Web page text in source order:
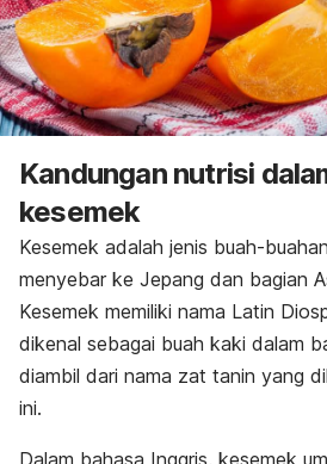
Kandungan nutrisi
kesemek
Kesemek adalah jenis buah-
menyebar ke Jepang dan bagian
Kesemek memiliki nama Latin
dikenal sebagai buah kaki dalam
diambil dari nama zat tanin yang
ini.
Dalam bahasa Inggris, kesemek